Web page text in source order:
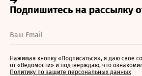
Нажимая кнопку «Подписаться», я даю свое
от «Ведомости» и подтверждаю, что
Политику по защите персональных данных